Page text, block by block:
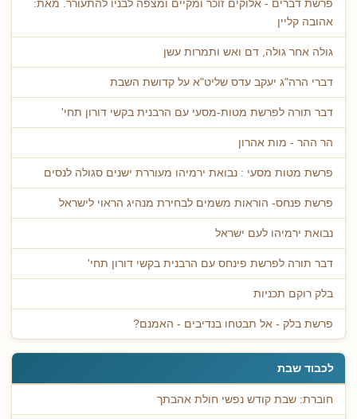
פרשת דברים - אלוקים זוכר ומקיים ומצפה לבניו להתעורר. מאת:
אהובה קליין
גולה אחר גולה, דם ואש ותמרות עשן
דברי הרה"ג יעקב עדס שליט"א על קדושת השבת
דבר תורה לפרשת מטות-מסעי עם הרבנית בקשי דורון תחי'
הר ההר - מות אהרון
פרשת מטות מסעי : נבואת ירמיהו מעוררת ישנים סגולה לנסים
פרשת פנחס- הוראות משמים לבחירת מנהיג הראוי לישראל
נבואת ירמיהו לעם ישראל
דבר תורה לפרשת פינחס עם הרבנית בקשי דורון תחי'
בלק רוקם תכניות
פרשת בלק - אל תבטחו בנדיבים - האמנם?
לכבוד שבת
חוברת: שבת קודש נפשי חולת אהבתך